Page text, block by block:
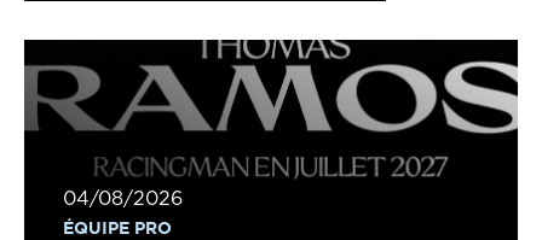
04/08/2026
ÉQUIPE PRO